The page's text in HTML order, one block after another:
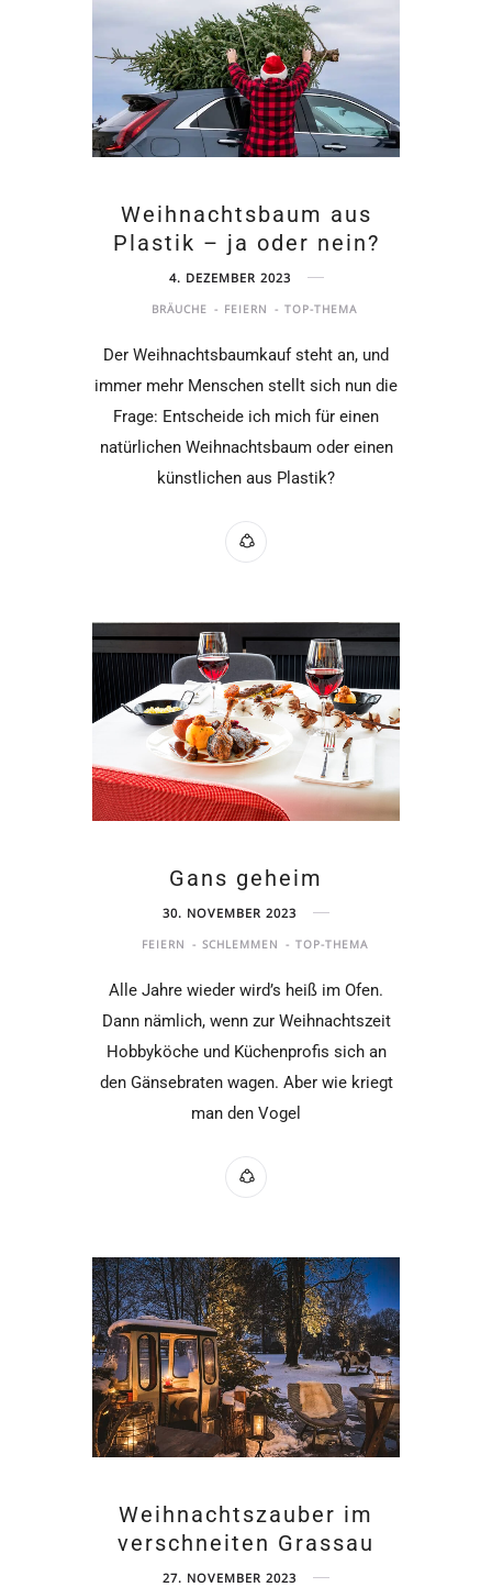
Weihnachtsbaum aus
Plastik – ja oder nein?
4. DEZEMBER 2023
BRÄUCHE FEIERN TOP-THEMA
Der Weihnachtsbaumkauf steht an, und
immer mehr Menschen stellt sich nun die
Frage: Entscheide ich mich für einen
natürlichen Weihnachtsbaum oder einen
künstlichen aus Plastik?
Gans geheim
30. NOVEMBER 2023
FEIERN SCHLEMMEN TOP-THEMA
Alle Jahre wieder wird’s heiß im Ofen.
Dann nämlich, wenn zur Weihnachtszeit
Hobbyköche und Küchenprofis sich an
den Gänsebraten wagen. Aber wie kriegt
man den Vogel
Weihnachtszauber im
verschneiten Grassau
27. NOVEMBER 2023